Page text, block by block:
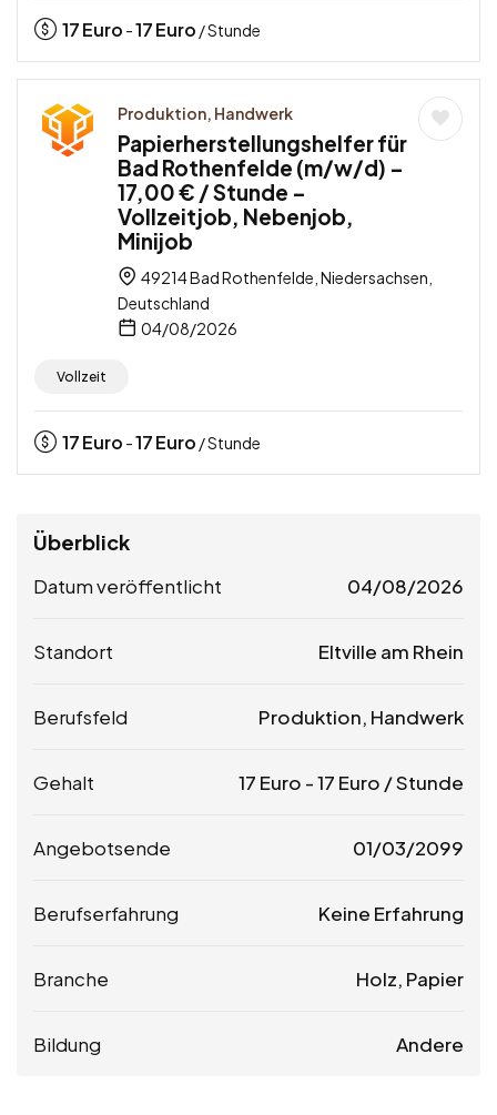
17Euro -17Euro / Stunde
Produktion, Handwerk
Papierherstellungshelfer für
Bad Rothenfelde (m/w/d) –
17,00 € / Stunde –
Vollzeitjob, Nebenjob,
Minijob
49214 Bad Rothenfelde, Niedersachsen,
Deutschland
04/08/2026
Vollzeit
17Euro -17Euro / Stunde
Überblick
Datum veröffentlicht 04/08/2026
Standort Eltville am Rhein
Berufsfeld Produktion, Handwerk
Gehalt 17 Euro -17 Euro / Stunde
Angebotsende 01/03/2099
Berufserfahrung Keine Erfahrung
Branche Holz, Papier
Bildung Andere